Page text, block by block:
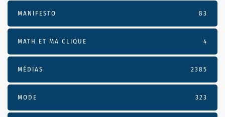
MANIFESTO 83
MATH ET MA CLIQUE 4
MÉDIAS 2385
MODE 323